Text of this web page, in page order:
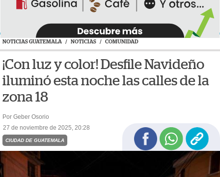
NOTICIAS GUATEMALA / NOTICIAS / COMUNIDAD
¡Con luz y color! Desfile Navideño
iluminó esta noche las calles de la
zona 18
Por Geber Osorio
27 de noviembre de 2025, 20:28
CIUDAD DE GUATEMALA